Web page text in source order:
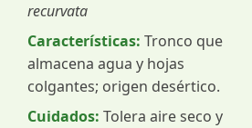
recurvata
Características: Tronco que
almacena agua y hojas
colgantes; origen desértico.
Cuidados: Tolera aire seco y